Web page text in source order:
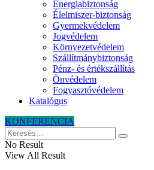
Energiabiztonság
Élelmiszer-biztonság
Gyermekvédelem
Jogvédelem
Környezetvédelem
Szállítmánybiztonság
Pénz- és értékszállítás
Önvédelem
Fogyasztóvédelem
Katalógus
KONFERENCIA
No Result
View All Result